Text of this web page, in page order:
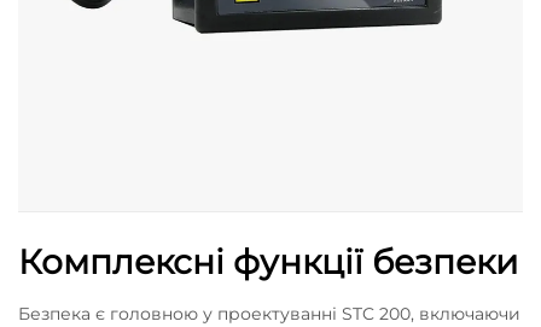
Комплексні функції безпеки
Безпека є головною у проектуванні STC 200, включаючи